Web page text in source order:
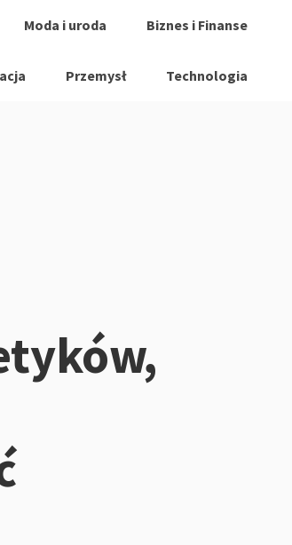
Moda i uroda Biznes i Finanse
Przemysł Technologia